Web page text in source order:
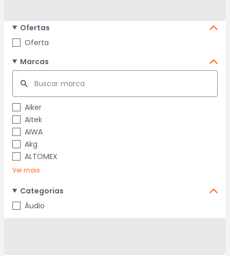
Ofertas
Oferta
Marcas
Aiker
Aitek
AIWA
Akg
ALTOMEX
Ver mais
Categorias
Áudio